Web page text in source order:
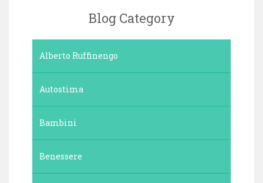
Blog Category
Alberto Ruffinengo
Autostima
Bambini
Benessere